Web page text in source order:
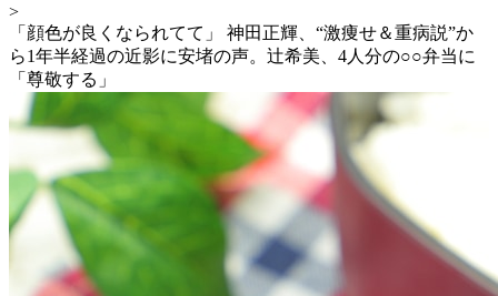
>
「顔色が良くなられてて」 神田正輝、“激痩せ＆重病説”か
ら1年半経過の近影に安堵の声。辻希美、4人分の○○弁当に
「尊敬する」